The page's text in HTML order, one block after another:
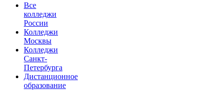
Все
колледжи
России
Колледжи
Москвы
Колледжи
Санкт-
Петербурга
Дистанционное
образование